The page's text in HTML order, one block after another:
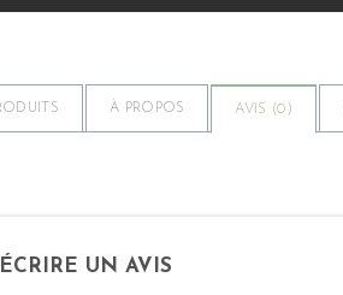
À PROPOS AVIS (0 )
ÉCRIRE UN AVIS